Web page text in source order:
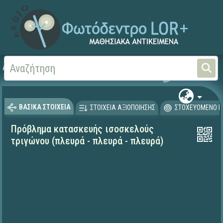
Αρχική
ΒΑΣΙΚΑ ΣΤΟΙΧΕΙΑ ΣΤΟΙΧΕΙΑ ΑΞΙΟΠΟΙΗΣΗΣ ΣΤΟΧΕΥΟΜΕΝΟ
Πρόβλημα κατασκευής ισοσκελούς
τριγώνου (πλευρά - πλευρά - πλευρά)